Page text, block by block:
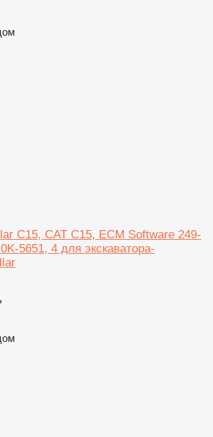
C15, CAT C15, ECM Software 249-
5651, 4 для экскаватора-